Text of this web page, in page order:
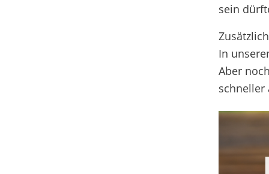
sein
In
Aber
schneller